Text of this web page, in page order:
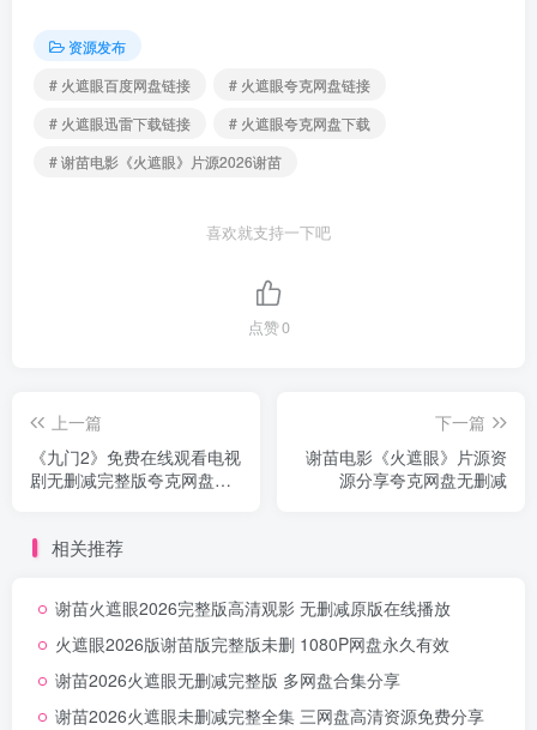
资源发布
# 火遮眼百度网盘链接
# 火遮眼夸克网盘链接
# 火遮眼迅雷下载链接
# 火遮眼夸克网盘下载
# 谢苗电影《火遮眼》片源2026谢苗
喜欢就支持一下吧
点赞0
上一篇
《九门2》免费在线观看电视
剧无删减完整版夸克网盘免
下一篇
谢苗电影《火遮眼》片源资
源分享夸克网盘无删减
相关推荐
谢苗火遮眼2026完整版高清观影 无删减原版在线播放
火遮眼2026版谢苗版完整版未删 1080P网盘永久有效
谢苗2026火遮眼无删减完整版 多网盘合集分享
谢苗2026火遮眼未删减完整全集 三网盘高清资源免费分享